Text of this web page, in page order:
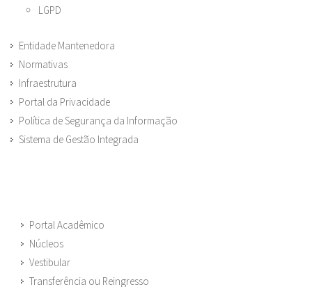
LGPD
Entidade Mantenedora
Normativas
Infraestrutura
Portal da Privacidade
Política de Segurança da Informação
Sistema de Gestão Integrada
Portal Acadêmico
Núcleos
Vestibular
Transferência ou Reingresso